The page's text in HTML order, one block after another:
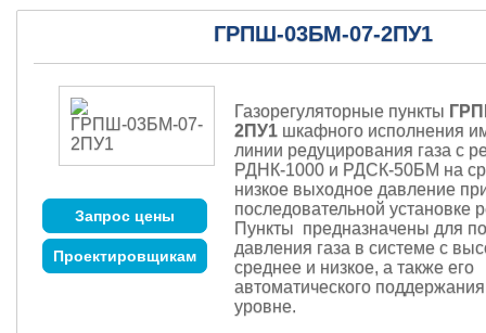
ГРПШ-03БМ-07-2ПУ1
Запрос цены
Проектировщикам
Газорегуляторные пункты
2ПУ1 шкафного исполнения
линии редуцирования газа с
РДНК-1000 и РДСК-50БМ на
низкое выходное давление
последовательной установке
Пункты предназначены для
давления газа в системе с
среднее и низкое, а также его
автоматического
уровне.